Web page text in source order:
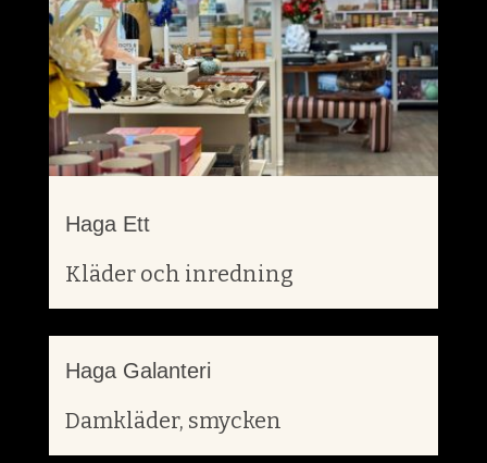
Haga Ett
Kläder och inredning
Haga Galanteri
Damkläder, smycken